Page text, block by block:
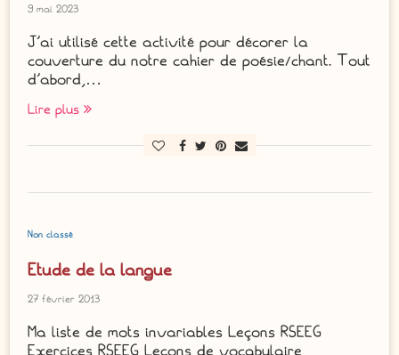
9 mai 2023
J’ai utilisé cette activité pour décorer la
couverture du notre cahier de poésie/chant. Tout
d’abord,…
Lire plus
Non classé
Etude de la langue
27 février 2013
Ma liste de mots invariables Leçons RSEEG